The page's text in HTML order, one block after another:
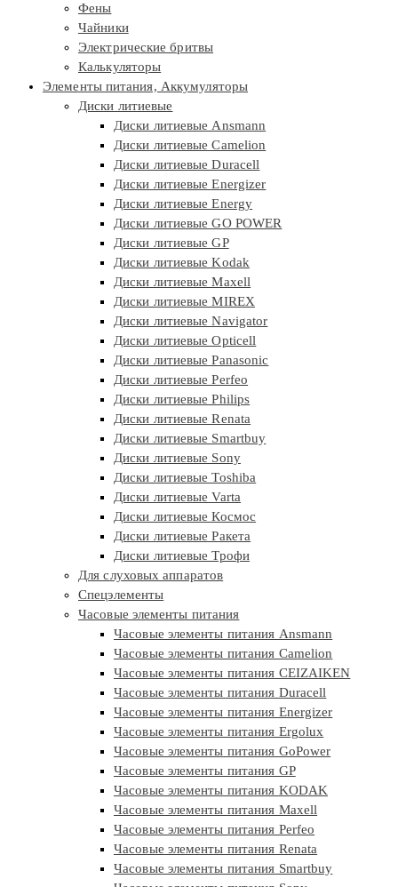
Фены
Чайники
Электрические бритвы
Калькуляторы
Элементы питания, Аккумуляторы
Диски литиевые
Диски литиевые Ansmann
Диски литиевые Camelion
Диски литиевые Duracell
Диски литиевые Energizer
Диски литиевые Energy
Диски литиевые GO POWER
Диски литиевые GP
Диски литиевые Kodak
Диски литиевые Maxell
Диски литиевые MIREX
Диски литиевые Navigator
Диски литиевые Opticell
Диски литиевые Panasonic
Диски литиевые Perfeo
Диски литиевые Philips
Диски литиевые Renata
Диски литиевые Smartbuy
Диски литиевые Sony
Диски литиевые Toshiba
Диски литиевые Varta
Диски литиевые Космос
Диски литиевые Ракета
Диски литиевые Трофи
Для слуховых аппаратов
Спецэлементы
Часовые элементы питания
Часовые элементы питания Ansmann
Часовые элементы питания Camelion
Часовые элементы питания CEIZAIKEN
Часовые элементы питания Duracell
Часовые элементы питания Energizer
Часовые элементы питания Ergolux
Часовые элементы питания GoPower
Часовые элементы питания GP
Часовые элементы питания KODAK
Часовые элементы питания Maxell
Часовые элементы питания Perfeo
Часовые элементы питания Renata
Часовые элементы питания Smartbuy